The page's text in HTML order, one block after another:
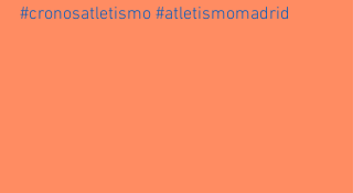
#cronosatletismo #atletismomadrid